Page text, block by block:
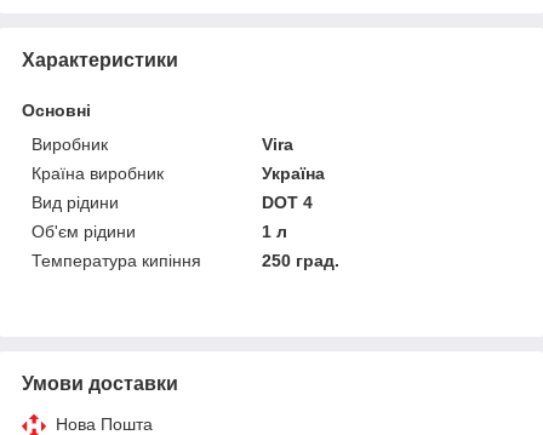
Характеристики
Основні
Виробник
Vira
Країна виробник
Україна
Вид рідини
DOT 4
Об'єм рідини
1 л
Температура кипіння
250 град.
Умови доставки
Нова Пошта